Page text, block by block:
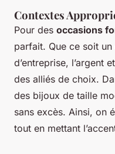
Contextes
Pour des occasions
parfait. Que ce soit
d’entreprise, l’argent
des alliés de choix.
des bijoux de taille
sans excès. Ainsi, on
tout en mettant